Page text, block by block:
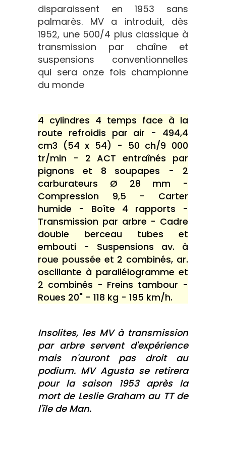
disparaissent en 1953 sans
palmarès. MV a introduit, dès
1952, une 500/4 plus classique à
transmission par chaîne et
suspensions conventionnelles
qui sera onze fois championne
du monde
4 cylindres 4 temps face à la
route refroidis par air - 494,4
cm3 (54 x 54) - 50 ch/9 000
tr/min - 2 ACT entraînés par
pignons et 8 soupapes - 2
carburateurs Ø 28 mm -
Compression 9,5 - Carter
humide - Boîte 4 rapports -
Transmission par arbre - Cadre
double berceau tubes et
embouti - Suspensions av. à
roue poussée et 2 combinés, ar.
oscillante à parallélogramme et
2 combinés - Freins tambour -
Roues 20" - 118 kg - 195 km/h.
Insolites, les MV à transmission
par arbre servent d'expérience
mais n'auront pas droit au
podium. MV Agusta se retirera
pour la saison 1953 après la
mort de Leslie Graham au TT de
l'île de Man.